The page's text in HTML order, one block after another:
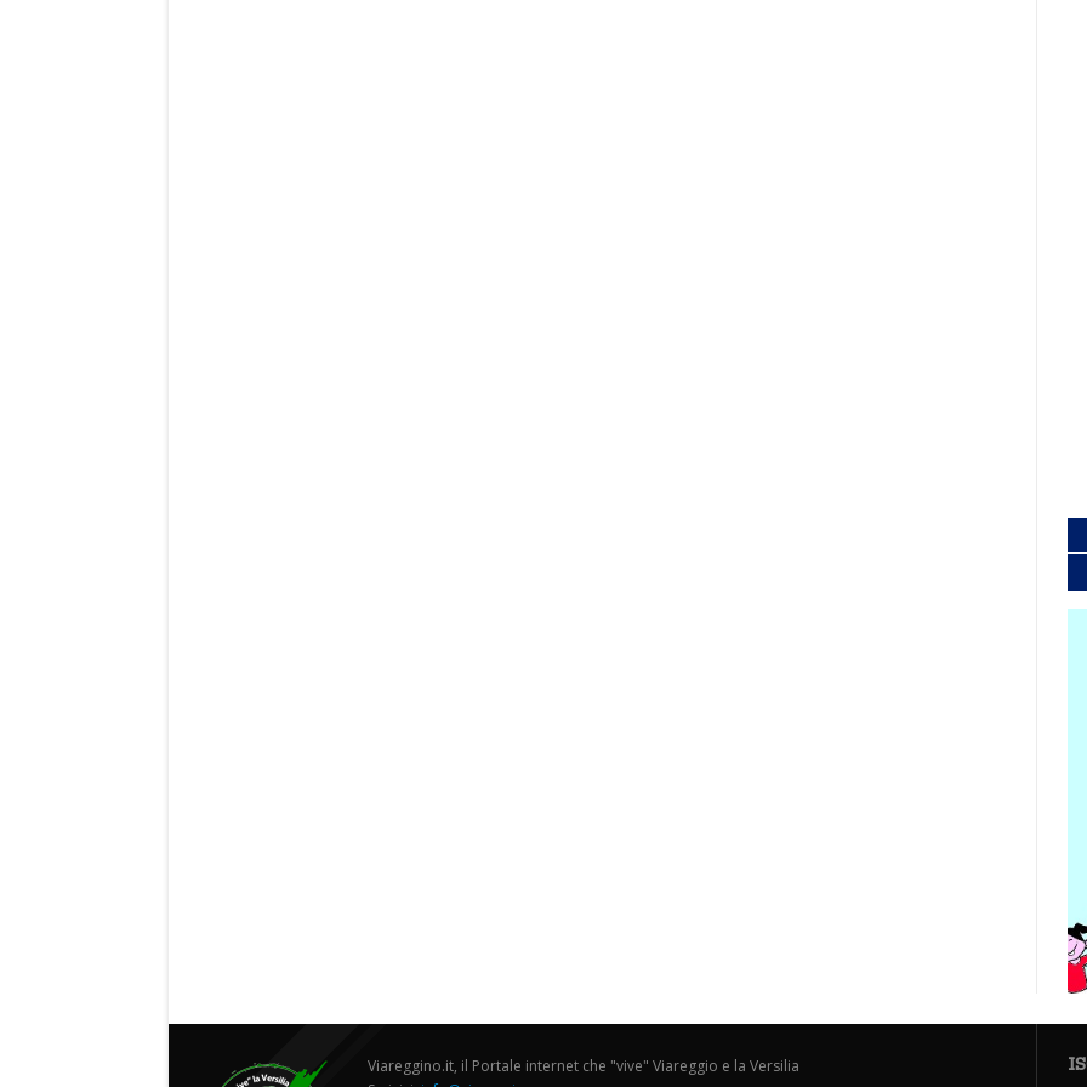
Viareggino.it, il Portale internet che "vive" Viareggio e la Versilia